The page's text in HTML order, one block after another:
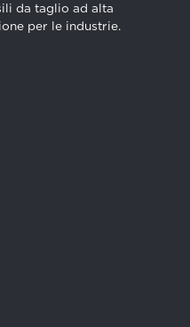
da taglio ad alta
per le industrie.